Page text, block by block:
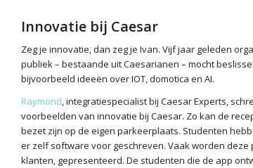
Innovatie bij Caesar
Zeg je innovatie, dan zeg je Ivan. Vijf jaar geleden
publiek – bestaande uit Caesarianen – mocht
bijvoorbeeld ideeën over IOT, domotica en AI.
Raymond, integratiespecialist bij Caesar Experts,
voorbeelden van innovatie bij Caesar. Zo kan de
bezet zijn op de eigen parkeerplaats. Studenten
er zelf software voor geschreven. Vaak worden
klanten, gepresenteerd. De studenten die de app